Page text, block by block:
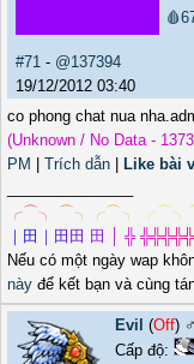
#71 - @137394
19/12/2012 03:40
co phong chat nua
(Unknown / No Data -
PM
Trích dẫn Like bài
╭⌒╮ ⌒╮ ╭⌒╮ ╭⌒╮
｜ 田 ｜ 田 田 田 ╬ ╬╬╬╬╬
Nếu có một ngày wap
này để kết bạn và cùng
Evil (Off) ♂️
Cấp độ: